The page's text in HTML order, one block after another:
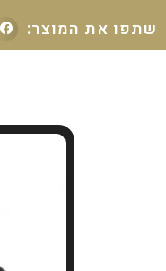
שתפו את המוצר: